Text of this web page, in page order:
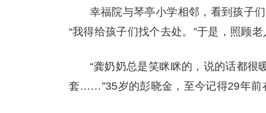
幸福院与琴亭小学相邻，看到孩子
“我得给孩子们找个去处。”于是，照顾
“龚奶奶总是笑眯眯的，说的话都很
套……”35岁的彭晓金，至今记得29年前